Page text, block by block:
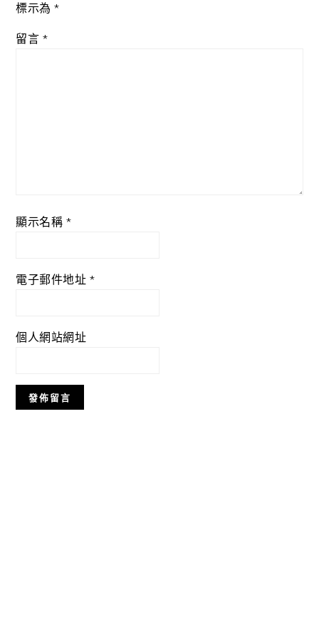
標示為*
留言 *
顯示名稱 *
電子郵件地址 *
個人網站網址